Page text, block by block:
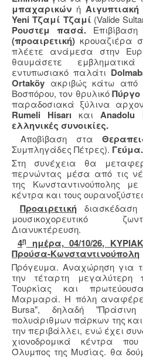
μπαχαρικών ή
Yeni Τζαμί Τζαμί (Valide
Ρουστεμ πασά.
(προαιρετική) κρουαζιέρα
πλέετε ανάμεσα στην
θαυμάσετε
εντυπωσιακό παλάτι
Ortaköy ακριβώς κάτω
Βοσπόρου, τον θρυλικόΠύργο
παραδοσιακά ξύλινα
Rumeli Hisarı και Anadolu
ελληνικές συνοικίες.
Αποβίβαση στα
Συμπληγάδες Πέτρες). Γεύμα.
Στη συνέχεια θα
περνώντας μέσα από τις
της Κωνσταντινούπολης
κέντρα και τους
Προαιρετική
μουσικοχορευτικό
Διανυκτέρευση.
4η
ημέρα, 04/10/26,
Προύσα-Κωνσταντινούπολη
Πρόγευμα. Αναχώρηση για
την τέταρτη μεγαλύτερη
Τουρκίας και
Μαρμαρά. Η πόλη
Bursa", δηλαδή
πολυάριθμων πάρκων της και
την περιβάλλει, ενώ έχει
χιονοδρομικά κέντρα
Όλυμπος της Μυσίας. θα